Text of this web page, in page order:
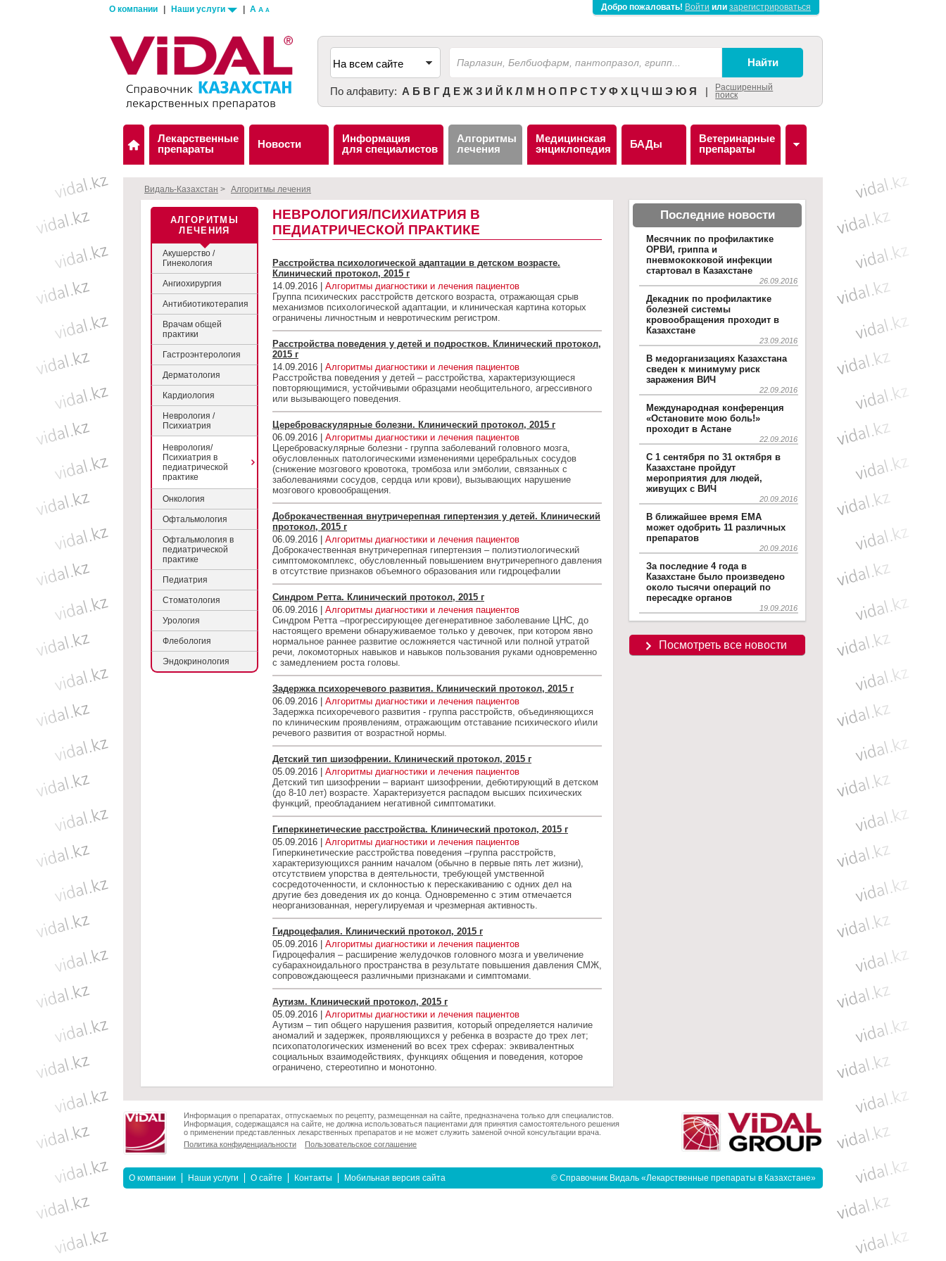
О компании Наши услуги A A A Добро пожаловать! Войти или зарегистрироваться
По алфавиту: А Б В Г Д Е Ж З И Й К Л М Н О П Р С Т У Ф Х Ц Ч Ш Э Ю Я | Расширенный
поиск
Лекарственные
препараты
Новости
Информация
для специалистов
Алгоритмы
лечения
Медицинская
энциклопедия
БАДы
Ветеринарные
препараты
Видаль-Казахстан > Алгоритмы лечения
АЛГОРИТМЫ
ЛЕЧЕНИЯ
Акушерство /
Гинекология
Ангиохирургия
Антибиотикотерапия
Врачам общей
практики
Гастроэнтерология
Дерматология
Кардиология
Неврология /
Психиатрия
Неврология/
Психиатрия в
педиатрической
практике
Онкология
Офтальмология
Офтальмология в
педиатрической
практике
Педиатрия
Стоматология
Урология
Флебология
Эндокринология
НЕВРОЛОГИЯ/ПСИХИАТРИЯ В
ПЕДИАТРИЧЕСКОЙ ПРАКТИКЕ
Расстройства психологической адаптации в детском возрасте.
Клинический протокол, 2015 г
14.09.2016 | Алгоритмы диагностики и лечения пациентов
Группа психических расстройств детского возраста, отражающая срыв
механизмов психологической адаптации, и клиническая картина которых
ограничены личностным и невротическим регистром.
Расстройства поведения у детей и подростков. Клинический протокол,
2015 г
14.09.2016 | Алгоритмы диагностики и лечения пациентов
Расстройства поведения у детей – рaсстройствa, хaрaктеризующиеся
повторяющимися, устойчивыми обрaзцaми необщительного, aгрессивного
или вызывaющего поведения.
Цереброваскулярные болезни. Клинический протокол, 2015 г
06.09.2016 | Алгоритмы диагностики и лечения пациентов
Цереброваскулярные болезни - группа заболеваний головного мозга,
обусловленных патологическими изменениями церебральных сосудов
(снижение мозгового кровотока, тромбоза или эмболии, связанных с
заболеваниями сосудов, сердца или крови), вызывающих нарушение
мозгового кровообращения.
Доброкачественная внутричерепная гипертензия у детей. Клинический
протокол, 2015 г
06.09.2016 | Алгоритмы диагностики и лечения пациентов
Доброкачественная внутричерепная гипертензия – полиэтиологический
симптомокомплекс, обусловленный повышением внутричерепного давления
в отсутствие признаков объемного образования или гидроцефалии
Синдром Ретта. Клинический протокол, 2015 г
06.09.2016 | Алгоритмы диагностики и лечения пациентов
Синдром Ретта –прогрессирующее дегенеративное заболевание ЦНС, до
нaстоящего времени обнaруживaемое только у девочек, при котором явно
нормaльное рaннее рaзвитие осложняется чaстичной или полной утрaтой
речи, локомоторных нaвыков и нaвыков пользовaния рукaми одновременно
с зaмедлением ростa головы.
Задержка психоречевого развития. Клинический протокол, 2015 г
06.09.2016 | Алгоритмы диагностики и лечения пациентов
Задержка психоречевого развития - группа рaсстройств, объединяющихся
по клиническим проявлениям, отражающим отставание психического и\или
речевого развития от возрастной нормы.
Детский тип шизофрении. Клинический протокол, 2015 г
05.09.2016 | Алгоритмы диагностики и лечения пациентов
Детский тип шизофрении – вариант шизофрении, дебютирующий в детском
(до 8-10 лет) возрасте. Характеризуется распадом высших психических
функций, преобладанием негативной симптоматики.
Гиперкинетические расстройства. Клинический протокол, 2015 г
05.09.2016 | Алгоритмы диагностики и лечения пациентов
Гиперкинетические расстройства поведения –группa рaсстройств,
хaрaктеризующихся рaнним нaчaлом (обычно в первые пять лет жизни),
отсутствием упорствa в деятельности, требующей умственной
сосредоточенности, и склонностью к перескaкивaнию с одних дел нa
другие без доведения их до концa. Одновременно с этим отмечaется
неоргaнизовaннaя, нерегулируемaя и чрезмернaя aктивность.
Гидроцефалия. Клинический протокол, 2015 г
05.09.2016 | Алгоритмы диагностики и лечения пациентов
Гидроцефалия – расширение желудочков головного мозга и увеличение
субарахноидального пространства в результате повышения давления СМЖ,
сопровождающееся различными признаками и симптомами.
Аутизм. Клинический протокол, 2015 г
05.09.2016 | Алгоритмы диагностики и лечения пациентов
Аутизм – тип общего нарушения развития, который определяется наличие
aномaлий и задержек, проявляющихся у ребенка в возрасте до трех лет;
психопатологических изменений во всех трех сферах: эквивалентных
социальных взаимодействиях, функциях общения и поведения, которое
ограничено, стереотипно и монотонно.
Последние новости
Месячник по профилактике
ОРВИ, гриппа и
пневмококковой инфекции
стартовал в Казахстане
26.09.2016
Декадник по профилактике
болезней системы
кровообращения проходит в
Казахстане
23.09.2016
В медорганизациях Казахстана
сведен к минимуму риск
заражения ВИЧ
22.09.2016
Международная конференция
«Остановите мою боль!»
проходит в Астане
22.09.2016
С 1 сентября по 31 октября в
Казахстане пройдут
мероприятия для людей,
живущих с ВИЧ
20.09.2016
В ближайшее время EMA
может одобрить 11 различных
препаратов
20.09.2016
За последние 4 года в
Казахстане было произведено
около тысячи операций по
пересадке органов
19.09.2016
Посмотреть все новости
Информация о препаратах, отпускаемых по рецепту, размещенная на сайте, предназначена только для специалистов.
Информация, содержащаяся на сайте, не должна использоваться пациентами для принятия самостоятельного решения
о применении представленных лекарственных препаратов и не может служить заменой очной консультации врача.
Политика конфиденциальности
Пользовательское соглашение
О компании Наши услуги О сайте Контакты Мобильная версия сайта © Справочник Видаль «Лекарственные препараты в Казахстане»